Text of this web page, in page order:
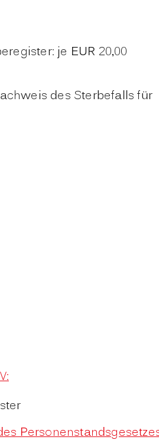
je EUR 20,00
des Sterbefalls für